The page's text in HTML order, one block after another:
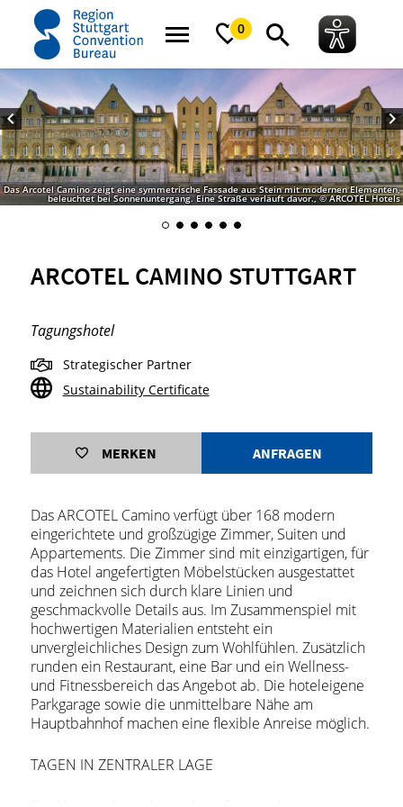
0
Startseite ARCOTEL Camino Stuttgart
Das Arcotel Camino zeigt eine symmetrische Fassade aus Stein mit modernen Elementen,
beleuchtet bei Sonnenuntergang. Eine Straße verläuft davor., © ARCOTEL Hotels
ARCOTEL CAMINO STUTTGART
Tagungshotel
Strategischer Partner
Sustainability Certificate
MERKEN ANFRAGEN
Das ARCOTEL Camino verfügt über 168 modern
eingerichtete und großzügige Zimmer, Suiten und
Appartements. Die Zimmer sind mit einzigartigen, für
das Hotel angefertigten Möbelstücken ausgestattet
und zeichnen sich durch klare Linien und
geschmackvolle Details aus. Im Zusammenspiel mit
hochwertigen Materialien entsteht ein
unvergleichliches Design zum Wohlfühlen. Zusätzlich
runden ein Restaurant, eine Bar und ein Wellness-
und Fitnessbereich das Angebot ab. Die hoteleigene
Parkgarage sowie die unmittelbare Nähe am
Hauptbahnhof machen eine flexible Anreise möglich.
TAGEN IN ZENTRALER LAGE